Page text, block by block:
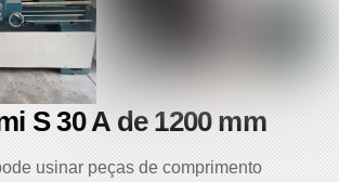
S 30 A de 1200 mm
usinar peças de comprimento